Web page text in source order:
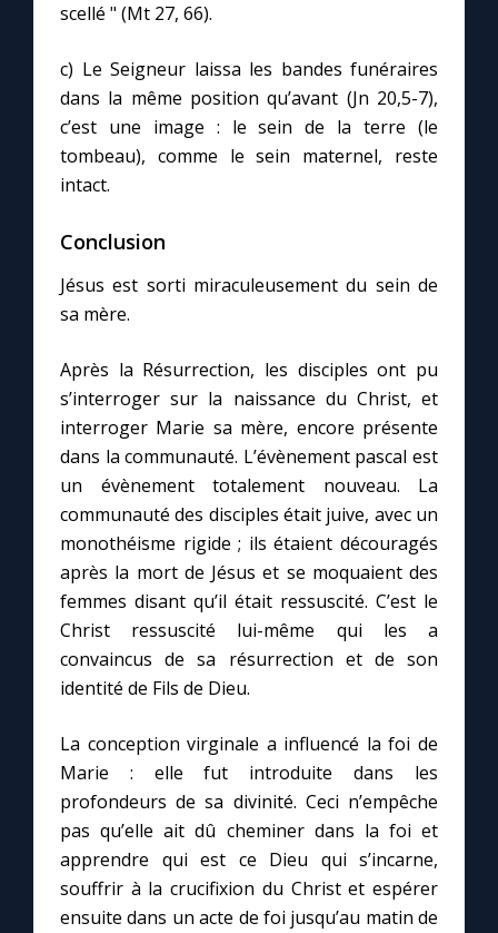
scellé " (Mt 27, 66).
c) Le Seigneur laissa les bandes funéraires
dans la même position qu’avant (Jn 20,5-7),
c’est une image : le sein de la terre (le
tombeau), comme le sein maternel, reste
intact.
Conclusion
Jésus est sorti miraculeusement du sein de
sa mère.
Après la Résurrection, les disciples ont pu
s’interroger sur la naissance du Christ, et
interroger Marie sa mère, encore présente
dans la communauté. L’évènement pascal est
un évènement totalement nouveau. La
communauté des disciples était juive, avec un
monothéisme rigide ; ils étaient découragés
après la mort de Jésus et se moquaient des
femmes disant qu’il était ressuscité. C’est le
Christ ressuscité lui-même qui les a
convaincus de sa résurrection et de son
identité de Fils de Dieu.
La conception virginale a influencé la foi de
Marie : elle fut introduite dans les
profondeurs de sa divinité. Ceci n’empêche
pas qu’elle ait dû cheminer dans la foi et
apprendre qui est ce Dieu qui s’incarne,
souffrir à la crucifixion du Christ et espérer
ensuite dans un acte de foi jusqu’au matin de